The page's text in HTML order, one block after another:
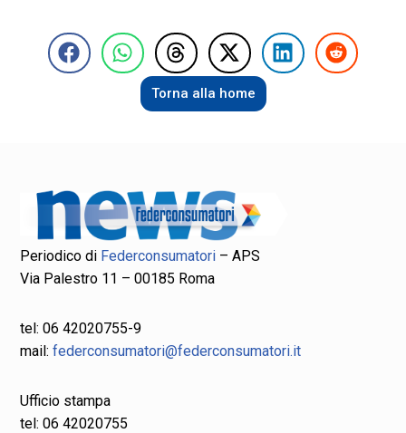
Torna alla home
Periodico di Federconsumatori – APS
Via Palestro 11 – 00185 Roma
tel: 06 42020755-9
mail:federconsumatori@federconsumatori.it
Ufficio stampa
tel: 06 42020755